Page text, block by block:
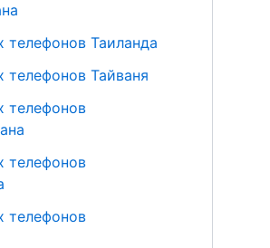
телефонов Таиланда
телефонов Тайваня
телефонов
телефонов
телефонов